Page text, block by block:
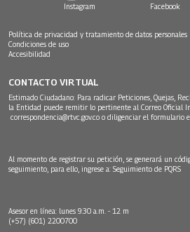
Instagram Facebook
Política de privacidad y tratamiento de datos personales
Condiciones de uso
Accesibilidad
CONTACTO VIRTUAL
Estimado Ciudadano: Para radicar Peticiones, Quejas,
la Entidad puede remitir lo pertinente al Correo Oficial
correspondencia@rtvc.gov.co o diligenciar el formulario
Al momento de registrar su petición, se generará un
seguimiento, para ello, ingrese a: Seguimiento de PQRS
Asesor en línea: lunes 9:30 a.m. - 12 m
(+57) (601) 2200700